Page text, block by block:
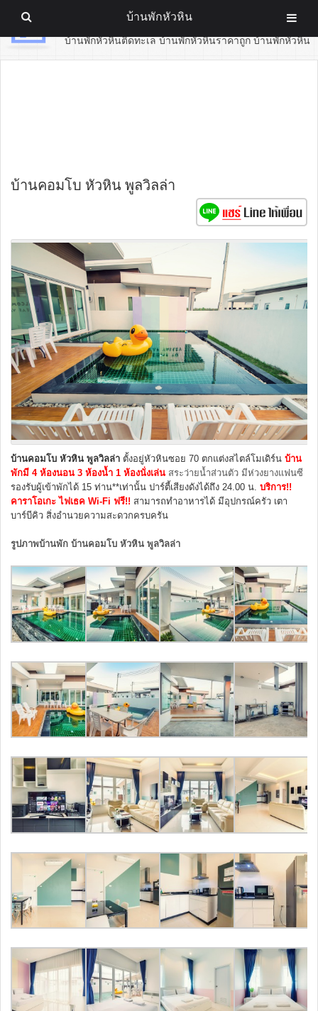
บ้านพักหัวหิน
บ้านพักหัวหินติดทะเล บ้านพักหัวหินราคาถูก บ้านพักหัวหิน
บ้านคอมโบ หัวหิน พูลวิลล่า
บ้านคอมโบ หัวหิน พูลวิลล่า ตั้งอยู่หัวหินซอย 70 ตกแต่งสไตล์โมเดิร์น บ้าน
พักมี 4 ห้องนอน 3 ห้องน้ำ 1 ห้องนั่งเล่น สระว่ายน้ำส่วนตัว มีห่วงยางแฟนซี
รองรับผู้เข้าพักได้ 15 ท่าน**เท่านั้น ปาร์ตี้เสียงดังได้ถึง 24.00 น. บริการ!!
คาราโอเกะ ไฟเธค Wi-Fi ฟรี!! สามารถทำอาหารได้ มีอุปกรณ์ครัว เตา
บาร์บีคิว สิ่งอำนวยความสะดวกครบครัน
รูปภาพบ้านพัก บ้านคอมโบ หัวหิน พูลวิลล่า
บ้านพักหัวหิน